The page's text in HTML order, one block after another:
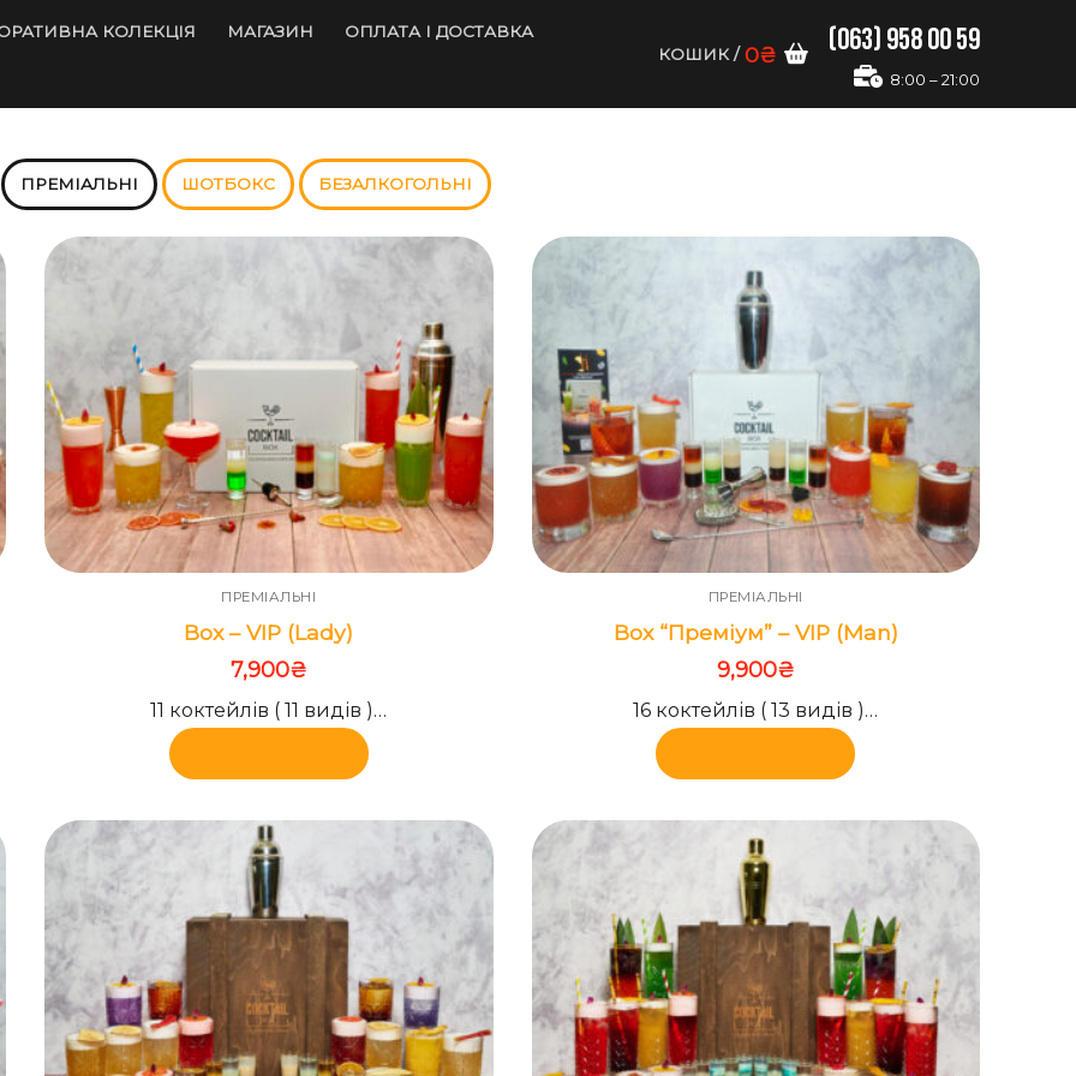
КОЛЕКЦІЯ МАГАЗИН ОПЛАТА І ДОСТАВКА
КОШИК / 0₴ (063) 958 00 59
8:00 – 21:00
ПРЕМІАЛЬНІ ШОТБОКС БЕЗАЛКОГОЛЬНІ
ПРЕМІАЛЬНІ
Box – VIP (Lady)
7,900₴
11 коктейлів ( 11 видів )…
ПРЕМІАЛЬНІ
Box “Преміум” – VIP (Man)
9,900₴
16 коктейлів ( 13 видів )…